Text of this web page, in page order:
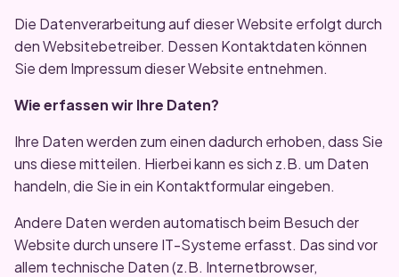
Die Datenverarbeitung auf dieser Website erfolgt durch
den Websitebetreiber. Dessen Kontaktdaten können
Sie dem Impressum dieser Website entnehmen.
Wie erfassen wir Ihre Daten?
Ihre Daten werden zum einen dadurch erhoben, dass Sie
uns diese mitteilen. Hierbei kann es sich z.B. um Daten
handeln, die Sie in ein Kontaktformular eingeben.
Andere Daten werden automatisch beim Besuch der
Website durch unsere IT-Systeme erfasst. Das sind vor
allem technische Daten (z.B. Internetbrowser,